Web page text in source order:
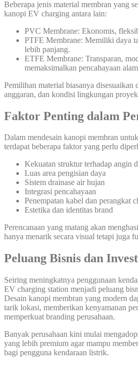
Beberapa jenis material membran yang
kanopi EV charging antara lain:
PVC Membrane: Ekonomis,
PTFE Membrane: Memiliki daya
lebih panjang.
ETFE Membrane: Transparan,
memaksimalkan pencahayaan
Pemilihan material biasanya disesuaikan
anggaran, dan kondisi lingkungan
Faktor Penting dalam
Dalam mendesain kanopi membran
terdapat beberapa faktor yang perlu
Kekuatan struktur terhadap angin
Luas area pengisian daya
Sistem drainase air hujan
Integrasi pencahayaan
Penempatan kabel dan perangkat
Estetika dan identitas brand
Perencanaan yang matang akan
hanya menarik secara visual tetapi juga
Peluang Bisnis dan
Seiring meningkatnya penggunaan
EV charging station menjadi peluang
Desain kanopi membran yang modern
tarik lokasi, memberikan kenyamanan
memperkuat branding perusahaan.
Banyak perusahaan kini mulai
yang lebih premium agar mampu
bagi pengguna kendaraan listrik.